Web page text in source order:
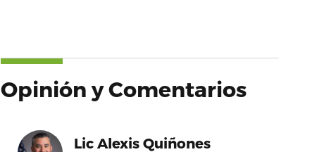
Opinión y Comentarios
Lic Alexis Quiñones